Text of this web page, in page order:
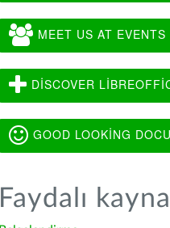
MEET US AT EVENTS
DISCOVER
GOOD LOOKING
Faydalı